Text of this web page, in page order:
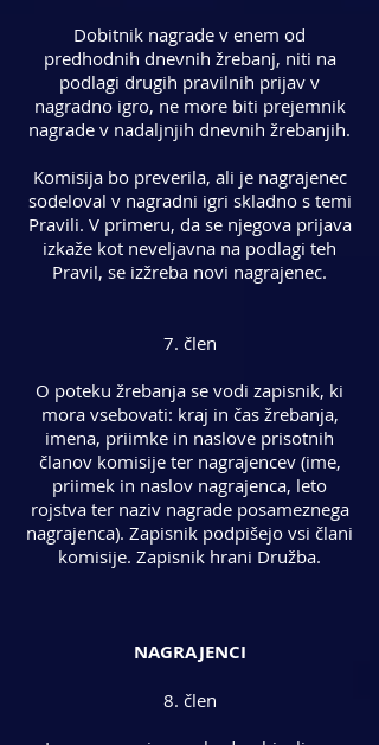
Dobitnik nagrade v enem od
predhodnih dnevnih žrebanj, niti na
podlagi drugih pravilnih prijav v
nagradno igro, ne more biti prejemnik
nagrade v nadaljnjih dnevnih žrebanjih.
Komisija bo preverila, ali je nagrajenec
sodeloval v nagradni igri skladno s temi
Pravili. V primeru, da se njegova prijava
izkaže kot neveljavna na podlagi teh
Pravil, se izžreba novi nagrajenec.
7. člen
O poteku žrebanja se vodi zapisnik, ki
mora vsebovati: kraj in čas žrebanja,
imena, priimke in naslove prisotnih
članov komisije ter nagrajencev (ime,
priimek in naslov nagrajenca, leto
rojstva ter naziv nagrade posameznega
nagrajenca). Zapisnik podpišejo vsi člani
komisije. Zapisnik hrani Družba.
NAGRAJENCI
8. člen